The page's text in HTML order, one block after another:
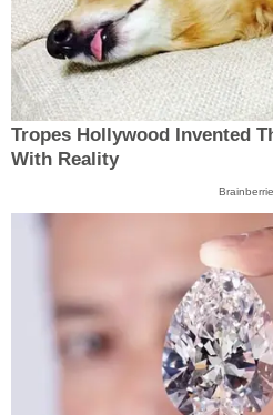
Tropes Hollywood Invented
With Reality